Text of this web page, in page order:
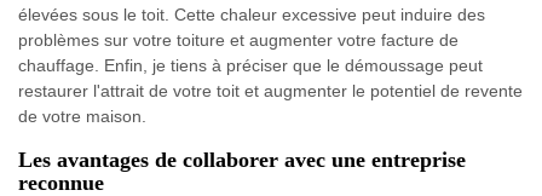
élevées sous le toit. Cette chaleur excessive peut induire des
problèmes sur votre toiture et augmenter votre facture de
chauffage. Enfin, je tiens à préciser que le démoussage peut
restaurer l'attrait de votre toit et augmenter le potentiel de revente
de votre maison.
Les avantages de collaborer avec une entreprise
reconnue